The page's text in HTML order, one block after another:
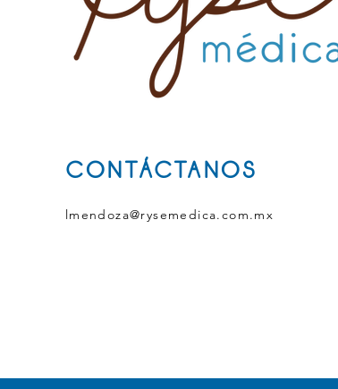
CONTÁCTANOS
lmendoza@rysemedica.com.mx